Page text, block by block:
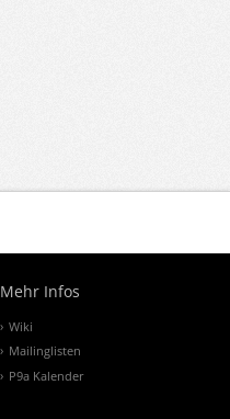
Mehr Infos
Wiki
Mailinglisten
P9a Kalender